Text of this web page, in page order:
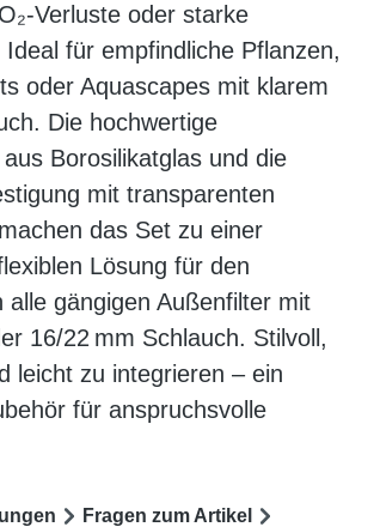
Verluste oder starke
für empfindliche Pflanzen,
oder Aquascapes mit klarem
Die hochwertige
Borosilikatglas und die
mit transparenten
das Set zu einer
Lösung für den
alle gängigen Außenfilter mit
16/22 mm Schlauch. Stilvoll,
leicht zu integrieren – ein
für anspruchsvolle
Fragen zum Artikel